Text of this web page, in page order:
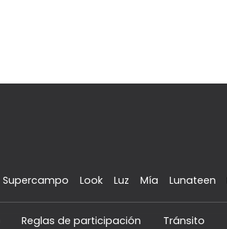
Supercampo Look Luz Mía Lunateen
Reglas de participación Tránsito